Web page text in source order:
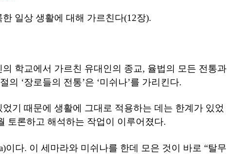
일상 생활에 대해 가르친다(12장).
학교에서 가르친 유대인의 종교, 율법의 모든 전통과
‘장로들의 전통’은 ‘미쉬나’를 가리킨다.
기 때문에 생활에 그대로 적용하는 데는 한계가 있었
토론하고 해석하는 작업이 이루어졌다.
이다. 이 세마라와 미쉬나를 한데 모은 것이 바로 “탈무